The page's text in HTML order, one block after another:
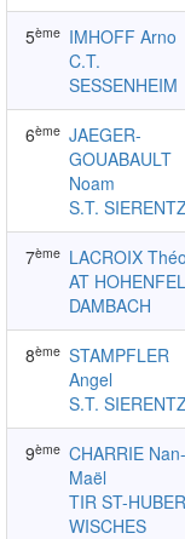
5ème IMHOFF Arno
C.T.
SESSENHEIM
6ème JAEGER-
GOUABAULT
Noam
S.T.
7ème LACROIX Théo
AT
DAMBACH
8ème STAMPFLER
Angel
S.T.
9ème CHARRIE Nan-
Maël
TIR ST-
WISCHES